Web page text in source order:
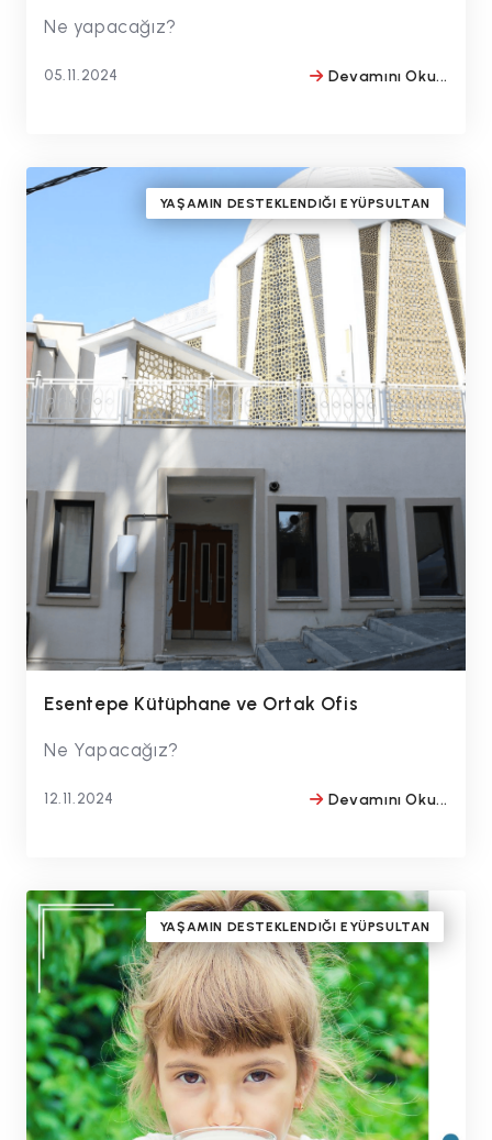
Ne yapacağız?
05.11.2024
Devamını Oku...
YAŞAMIN DESTEKLENDIĞI EYÜPSULTAN
Esentepe Kütüphane ve Ortak Ofis
Ne Yapacağız?
12.11.2024
Devamını Oku...
YAŞAMIN DESTEKLENDIĞI EYÜPSULTAN